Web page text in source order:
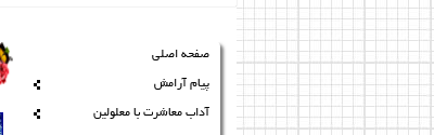
صفحه اصلی
پیام آرامش
آداب معاشرت با معلولین